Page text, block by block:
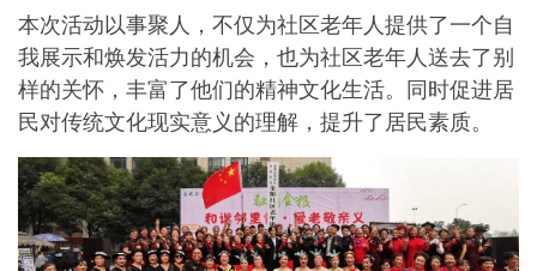
本次活动以事聚人，不仅为社区老年人提供了一个自
我展示和焕发活力的机会，也为社区老年人送去了别
样的关怀，丰富了他们的精神文化生活。同时促进居
民对传统文化现实意义的理解，提升了居民素质。